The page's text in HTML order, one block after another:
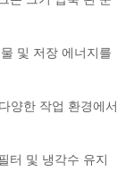
및 저장 에너지를
양한 작업 환경에서
터 및 냉각수 유지